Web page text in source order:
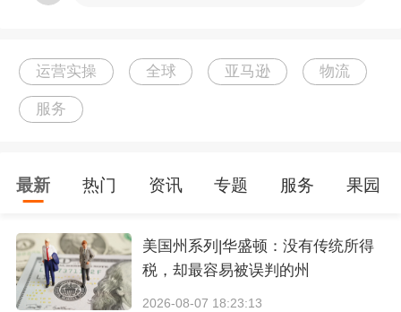
运营实操 全球 亚马逊 物流
服务
最新 热门 资讯 专题 服务 果园
美国州系列|华盛顿：没有传统所得
税，却最容易被误判的州
2026-08-07 18:23:13